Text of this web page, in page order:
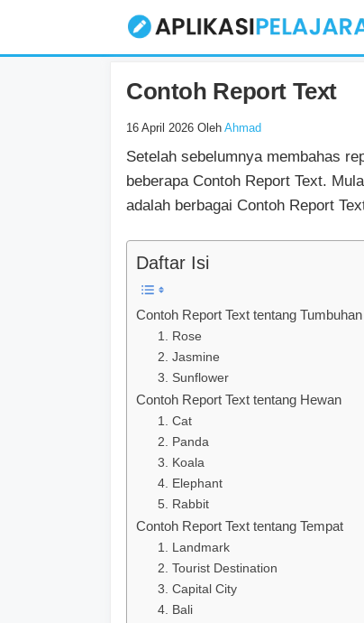
isi
Contoh Report Text
16 April 2026 Oleh Ahmad
Setelah sebelumnya membahas
beberapa Contoh Report Text.
adalah berbagai Contoh Report
Daftar Isi
Contoh Report Text tentang Tumbuhan
1. Rose
2. Jasmine
3. Sunflower
Contoh Report Text tentang Hewan
1. Cat
2. Panda
3. Koala
4. Elephant
5. Rabbit
Contoh Report Text tentang Tempat
1. Landmark
2. Tourist Destination
3. Capital City
4. Bali